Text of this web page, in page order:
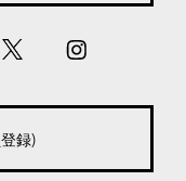
録)